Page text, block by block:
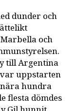
dunder och
och
till Argentina
uppstarten
hundra
flesta dömdes